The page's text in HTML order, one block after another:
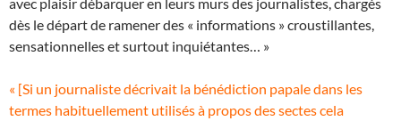
dès le départ de ramener des « informations » croustillantes,
sensationnelles et surtout inquiétantes… »
« [Si un journaliste décrivait la bénédiction papale dans les
termes habituellement utilisés à propos des sectes cela